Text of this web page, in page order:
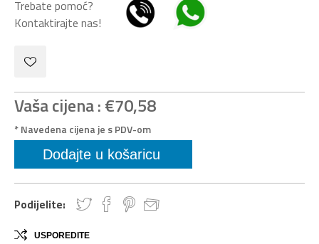
Trebate pomoć?
Kontaktirajte nas!
Vaša cijena :€70,58
* Navedena cijena je s PDV-om
Podijelite:
USPOREDITE